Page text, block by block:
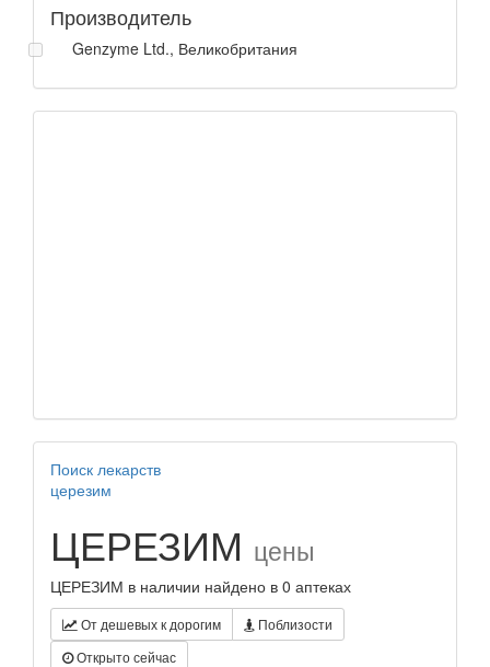
Производитель
Genzyme Ltd., Великобритания
Поиск лекарств
церезим
ЦЕРЕЗИМ цены
ЦЕРЕЗИМ в наличии найдено в 0 аптеках
От дешевых к дорогим
Поблизости
Открыто сейчас